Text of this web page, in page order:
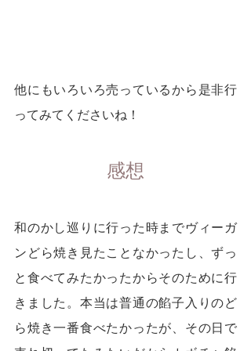
他にもいろいろ売っているから是非行
ってみてくださいね！
感想
和のかし巡りに行った時までヴィーガ
ンどら焼き見たことなかったし、ずっ
と食べてみたかったからそのために行
きました。本当は普通の餡子入りのど
ら焼き一番食べたかったが、その日で